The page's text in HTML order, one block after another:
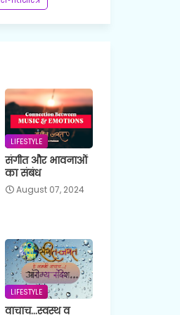
LIFESTYLE
संगीत और भावनाओं
का संबंध
August 07, 2024
LIFESTYLE
वाचाच...स्वस्थ व